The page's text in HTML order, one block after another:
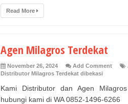
Read More
Agen Milagros Terdekat
November 26, 2024 Add Comment
Distributor Milagros Terdekat dibekasi
Kami Distributor dan Agen
hubungi kami di WA 0852-1496-6266